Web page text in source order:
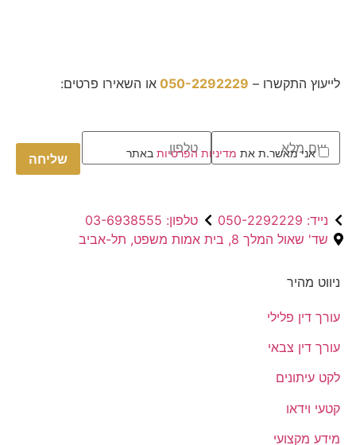
לייעוץ התקשרו – 050-2292229 או השאירו פרטים:
Please
leave
this
אני מאשר.ת את מדיניות הפרטיות באתר
נייד: 050-2292229
טלפון: 03-6938555
שד' שאול המלך 8, בית אמות משפט, תל-אביב
ניווט מהיר
עורך דין פלילי
עורך דין צבאי
לקט עיתונים
קטעי וידאו
מידע מקצועי